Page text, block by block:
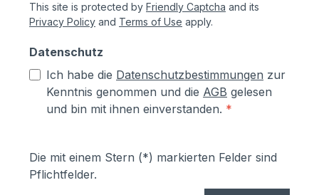
This site is protected by Friendly Captcha and its
Privacy Policy and Terms of Use apply.
Datenschutz
Ich habe die Datenschutzbestimmungen zur
Kenntnis genommen und die AGB gelesen
und bin mit ihnen einverstanden. *
Die mit einem Stern (*) markierten Felder sind
Pflichtfelder.